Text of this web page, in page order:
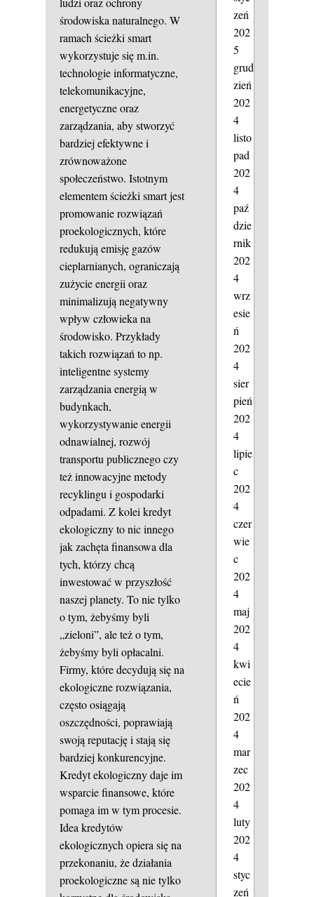
środowiska naturalnego. W
ramach ścieżki smart
wykorzystuje się m.in.
technologie informatyczne,
telekomunikacyjne,
energetyczne oraz
zarządzania, aby stworzyć
bardziej efektywne i
zrównoważone
społeczeństwo. Istotnym
elementem ścieżki smart jest
promowanie rozwiązań
proekologicznych, które
redukują emisję gazów
cieplarnianych, ograniczają
zużycie energii oraz
minimalizują negatywny
wpływ człowieka na
środowisko. Przykłady
takich rozwiązań to np.
inteligentne systemy
zarządzania energią w
budynkach,
wykorzystywanie energii
odnawialnej, rozwój
transportu publicznego czy
też innowacyjne metody
recyklingu i gospodarki
odpadami. Z kolei kredyt
ekologiczny to nic innego
jak zachęta finansowa dla
tych, którzy chcą
inwestować w przyszłość
naszej planety. To nie tylko
o tym, żebyśmy byli
„zieloni”, ale też o tym,
żebyśmy byli opłacalni.
Firmy, które decydują się na
ekologiczne rozwiązania,
często osiągają
oszczędności, poprawiają
swoją reputację i stają się
bardziej konkurencyjne.
Kredyt ekologiczny daje im
wsparcie finansowe, które
pomaga im w tym procesie.
Idea kredytów
ekologicznych opiera się na
przekonaniu, że działania
proekologiczne są nie tylko
zeń
202
5
grud
zień
202
4
listo
pad
202
4
paź
dzie
rnik
202
4
wrz
esie
ń
202
4
sier
pień
202
4
lipie
c
202
4
czer
wie
c
202
4
maj
202
4
kwi
ecie
ń
202
4
mar
zec
202
4
luty
202
4
styc
zeń